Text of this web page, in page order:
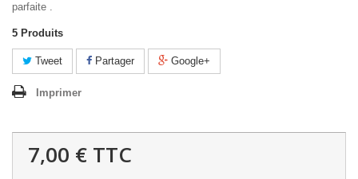
parfaite .
5 Produits
Tweet Partager Google+
Imprimer
7,00 € TTC